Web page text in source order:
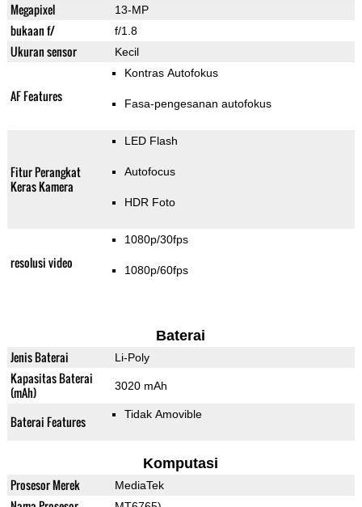
Megapixel 13-MP
bukaan f/ f/1.8
Ukuran sensor Kecil
AF Features
Kontras Autofokus
Fasa-pengesanan autofokus
Fitur Perangkat
Keras Kamera
LED Flash
Autofocus
HDR Foto
resolusi video
1080p/30fps
1080p/60fps
Baterai
Jenis Baterai Li-Poly
Kapasitas Baterai
(mAh)
3020 mAh
Baterai Features Tidak Amovible
Komputasi
Prosesor Merek MediaTek